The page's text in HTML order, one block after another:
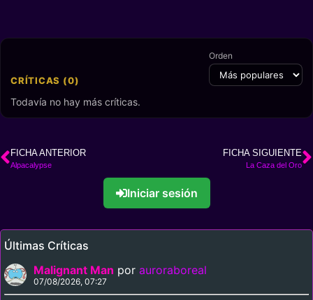
CRÍTICAS (0)
Orden
Todavía no hay más críticas.
FICHA ANTERIOR
Alpacalypse
FICHA SIGUIENTE
La Caza del Oro
Iniciar sesión
Últimas Críticas
Malignant Man por auroraboreal
07/08/2026, 07:27